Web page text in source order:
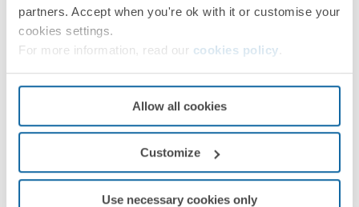
partners. Accept when you're ok with it or customise your
cookies settings.
For more information, read our cookies policy
Allow all cookies
Customize
Use necessary cookies only